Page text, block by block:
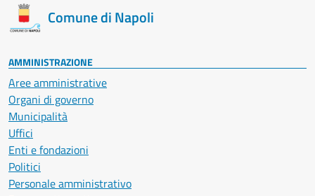
Comune di Napoli
AMMINISTRAZIONE
Aree amministrative
Organi di governo
Municipalità
Uffici
Enti e fondazioni
Politici
Personale amministrativo